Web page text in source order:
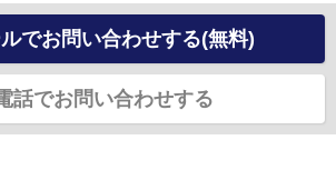
でお問い合わせする(無料)
話でお問い合わせする